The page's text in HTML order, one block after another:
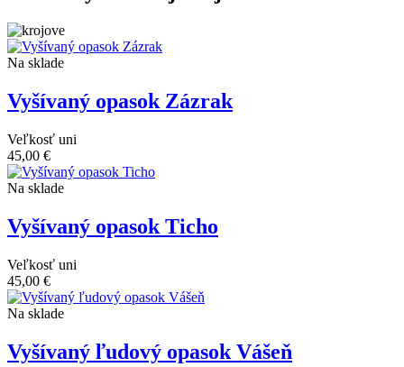
Na sklade
Vyšívaný opasok Zázrak
Veľkosť uni
45,00 €
Na sklade
Vyšívaný opasok Ticho
Veľkosť uni
45,00 €
Na sklade
Vyšívaný ľudový opasok Vášeň